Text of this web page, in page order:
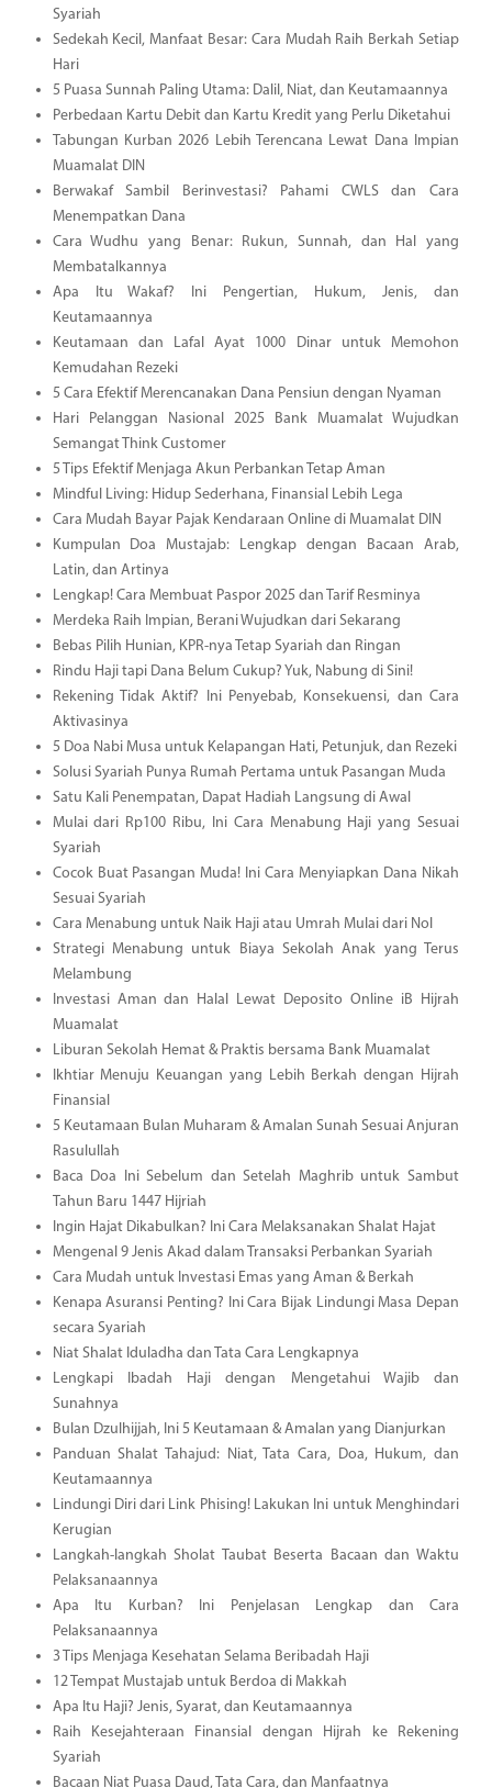
Syariah
Sedekah Kecil, Manfaat Besar: Cara Mudah Raih Berkah Setiap
Hari
5 Puasa Sunnah Paling Utama: Dalil, Niat, dan Keutamaannya
Perbedaan Kartu Debit dan Kartu Kredit yang Perlu Diketahui
Tabungan Kurban 2026 Lebih Terencana Lewat Dana Impian
Muamalat DIN
Berwakaf Sambil Berinvestasi? Pahami CWLS dan Cara
Menempatkan Dana
Cara Wudhu yang Benar: Rukun, Sunnah, dan Hal yang
Membatalkannya
Apa Itu Wakaf? Ini Pengertian, Hukum, Jenis, dan
Keutamaannya
Keutamaan dan Lafal Ayat 1000 Dinar untuk Memohon
Kemudahan Rezeki
5 Cara Efektif Merencanakan Dana Pensiun dengan Nyaman
Hari Pelanggan Nasional 2025 Bank Muamalat Wujudkan
Semangat Think Customer
5 Tips Efektif Menjaga Akun Perbankan Tetap Aman
Mindful Living: Hidup Sederhana, Finansial Lebih Lega
Cara Mudah Bayar Pajak Kendaraan Online di Muamalat DIN
Kumpulan Doa Mustajab: Lengkap dengan Bacaan Arab,
Latin, dan Artinya
Lengkap! Cara Membuat Paspor 2025 dan Tarif Resminya
Merdeka Raih Impian, Berani Wujudkan dari Sekarang
Bebas Pilih Hunian, KPR-nya Tetap Syariah dan Ringan
Rindu Haji tapi Dana Belum Cukup? Yuk, Nabung di Sini!
Rekening Tidak Aktif? Ini Penyebab, Konsekuensi, dan Cara
Aktivasinya
5 Doa Nabi Musa untuk Kelapangan Hati, Petunjuk, dan Rezeki
Solusi Syariah Punya Rumah Pertama untuk Pasangan Muda
Satu Kali Penempatan, Dapat Hadiah Langsung di Awal
Mulai dari Rp100 Ribu, Ini Cara Menabung Haji yang Sesuai
Syariah
Cocok Buat Pasangan Muda! Ini Cara Menyiapkan Dana Nikah
Sesuai Syariah
Cara Menabung untuk Naik Haji atau Umrah Mulai dari Nol
Strategi Menabung untuk Biaya Sekolah Anak yang Terus
Melambung
Investasi Aman dan Halal Lewat Deposito Online iB Hijrah
Muamalat
Liburan Sekolah Hemat & Praktis bersama Bank Muamalat
Ikhtiar Menuju Keuangan yang Lebih Berkah dengan Hijrah
Finansial
5 Keutamaan Bulan Muharam & Amalan Sunah Sesuai Anjuran
Rasulullah
Baca Doa Ini Sebelum dan Setelah Maghrib untuk Sambut
Tahun Baru 1447 Hijriah
Ingin Hajat Dikabulkan? Ini Cara Melaksanakan Shalat Hajat
Mengenal 9 Jenis Akad dalam Transaksi Perbankan Syariah
Cara Mudah untuk Investasi Emas yang Aman & Berkah
Kenapa Asuransi Penting? Ini Cara Bijak Lindungi Masa Depan
secara Syariah
Niat Shalat Iduladha dan Tata Cara Lengkapnya
Lengkapi Ibadah Haji dengan Mengetahui Wajib dan
Sunahnya
Bulan Dzulhijjah, Ini 5 Keutamaan & Amalan yang Dianjurkan
Panduan Shalat Tahajud: Niat, Tata Cara, Doa, Hukum, dan
Keutamaannya
Lindungi Diri dari Link Phising! Lakukan Ini untuk Menghindari
Kerugian
Langkah-langkah Sholat Taubat Beserta Bacaan dan Waktu
Pelaksanaannya
Apa Itu Kurban? Ini Penjelasan Lengkap dan Cara
Pelaksanaannya
3 Tips Menjaga Kesehatan Selama Beribadah Haji
12 Tempat Mustajab untuk Berdoa di Makkah
Apa Itu Haji? Jenis, Syarat, dan Keutamaannya
Raih Kesejahteraan Finansial dengan Hijrah ke Rekening
Syariah
Bacaan Niat Puasa Daud, Tata Cara, dan Manfaatnya